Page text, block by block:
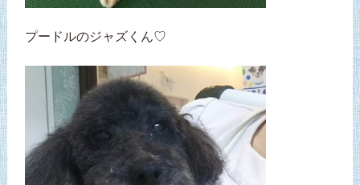
プードルのジャズくん♡